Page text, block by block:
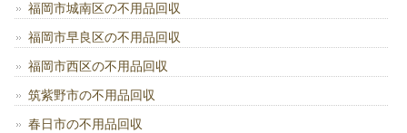
福岡市城南区の不用品回収
福岡市早良区の不用品回収
福岡市西区の不用品回収
筑紫野市の不用品回収
春日市の不用品回収